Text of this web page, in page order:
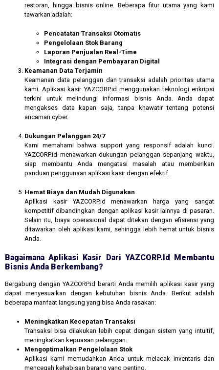
restoran, hingga bisnis online. Beberapa fitur utama yang kami
tawarkan adalah:
Pencatatan Transaksi Otomatis
Pengelolaan Stok Barang
Laporan Penjualan Real-Time
Integrasi dengan Pembayaran Digital
Keamanan Data Terjamin
Keamanan data pelanggan dan transaksi adalah prioritas utama
kami. Aplikasi kasir YAZCORP.id menggunakan teknologi enkripsi
terkini untuk melindungi informasi bisnis Anda. Anda dapat
mengakses data kapan saja, tanpa khawatir tentang potensi
ancaman cyber.
Dukungan Pelanggan 24/7
Kami memahami bahwa support yang responsif adalah kunci.
YAZCORP.id menawarkan dukungan pelanggan sepanjang waktu,
siap membantu Anda mengatasi masalah atau memberikan
panduan penggunaan aplikasi kasir dengan efektif.
Hemat Biaya dan Mudah Digunakan
Aplikasi kasir YAZCORP.id menawarkan harga yang sangat
kompetitif dibandingkan dengan aplikasi kasir lainnya di pasaran.
Selain itu, biaya operasional dapat ditekan dengan efisiensi yang
ditawarkan oleh aplikasi kami, sehingga lebih hemat untuk bisnis
Anda.
Bagaimana Aplikasi Kasir Dari YAZCORP.id Membantu
Bisnis Anda Berkembang?
Bergabung dengan YAZCORP.id berarti Anda memilih aplikasi kasir yang
dapat menyesuaikan dengan kebutuhan bisnis Anda. Berikut adalah
beberapa manfaat langsung yang bisa Anda rasakan:
Meningkatkan Kecepatan Transaksi
Transaksi bisa dilakukan lebih cepat dengan sistem yang intuitif,
meningkatkan kepuasan pelanggan.
Mengoptimalkan Pengelolaan Stok
Aplikasi kami memudahkan Anda untuk melacak inventaris dan
mencegah kehabisan barang yang penting.